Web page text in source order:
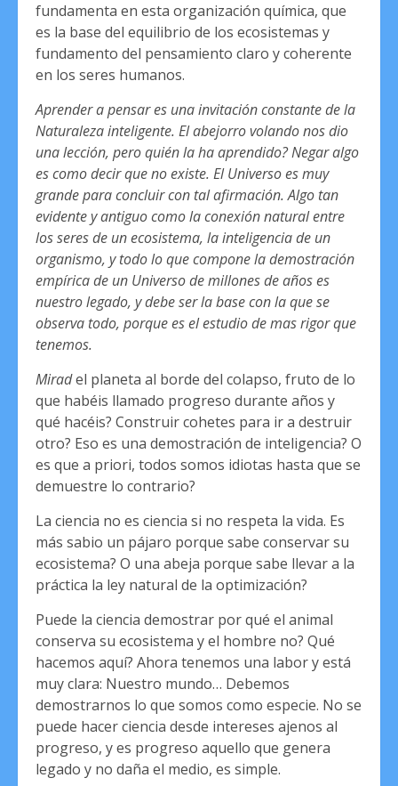
fundamenta en esta organización química, que
es la base del equilibrio de los ecosistemas y
fundamento del pensamiento claro y coherente
en los seres humanos.
Aprender a pensar es una invitación constante de la
Naturaleza inteligente. El abejorro volando nos dio
una lección, pero quién la ha aprendido? Negar algo
es como decir que no existe. El Universo es muy
grande para concluir con tal afirmación. Algo tan
evidente y antiguo como la conexión natural entre
los seres de un ecosistema, la inteligencia de un
organismo, y todo lo que compone la demostración
empírica de un Universo de millones de años es
nuestro legado, y debe ser la base con la que se
observa todo, porque es el estudio de mas rigor que
tenemos.
Miradel planeta al borde del colapso, fruto de lo
que habéis llamado progreso durante años y
qué hacéis? Construir cohetes para ir a destruir
otro? Eso es una demostración de inteligencia? O
es que a priori, todos somos idiotas hasta que se
demuestre lo contrario?
La ciencia no es ciencia si no respeta la vida. Es
más sabio un pájaro porque sabe conservar su
ecosistema? O una abeja porque sabe llevar a la
práctica la ley natural de la optimización?
Puede la ciencia demostrar por qué el animal
conserva su ecosistema y el hombre no? Qué
hacemos aquí? Ahora tenemos una labor y está
muy clara: Nuestro mundo… Debemos
demostrarnos lo que somos como especie. No se
puede hacer ciencia desde intereses ajenos al
progreso, y es progreso aquello que genera
legado y no daña el medio, es simple.